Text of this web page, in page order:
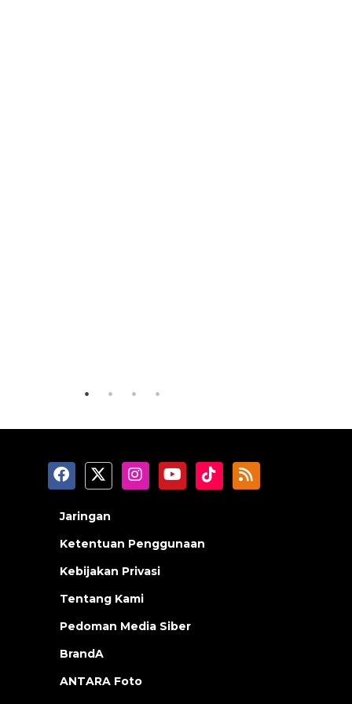
Jaringan
Ketentuan Penggunaan
Kebijakan Privasi
Tentang Kami
Pedoman Media Siber
BrandA
ANTARA Foto